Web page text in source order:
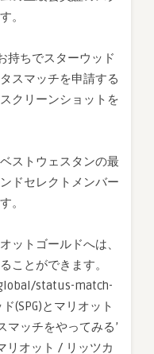
。
持ちでスターウッド
スマッチを申請する
クリーンショットを
ストウェスタンの最
ドセレクトメンバー
。
ットゴールドへは、
ことができます。
status-match-
(SPG)とマリオット
ッチをやってみる’
リオット / リッツカ